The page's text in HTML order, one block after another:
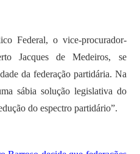
Federal, o vice-procurador-
Jacques de Medeiros, se
da federação partidária. Na
sábia solução legislativa do
do espectro partidário”.